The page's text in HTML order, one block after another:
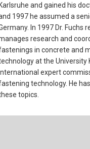
and gained his
1997 he assumed a
In 1997 Dr.
research and
in concrete and
at the University
expert
technology. He
topics.